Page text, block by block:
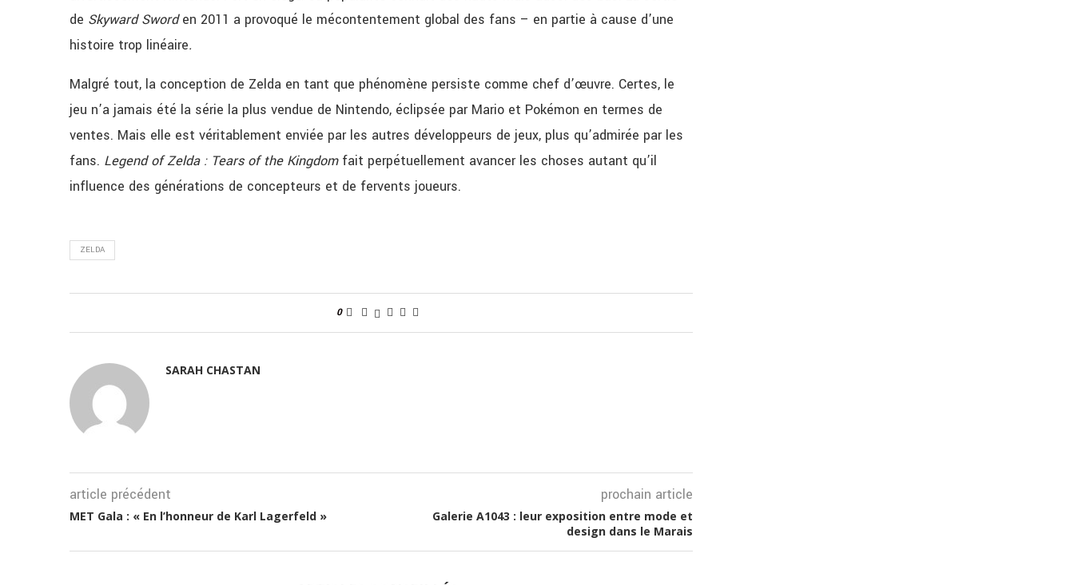
de Skyward Sworden 2011 a provoqué le mécontentement global des fans – en partie à cause d’une
histoire trop linéaire.
Malgré tout, la conception de Zelda en tant que phénomène persiste comme chef d’œuvre. Certes, le
jeu n’a jamais été la série la plus vendue de Nintendo, éclipsée par Mario et Pokémon en termes de
ventes. Mais elle est véritablement enviée par les autres développeurs de jeux, plus qu’admirée par les
fans. Legend of Zelda : Tears of the Kingdom fait perpétuellement avancer les choses autant qu’il
influence des générations de concepteurs et de fervents joueurs.
ZELDA
0
SARAH CHASTAN
article précédent
MET Gala : « En l’honneur de Karl Lagerfeld »
prochain article
Galerie A1043 : leur exposition entre mode et
design dans le Marais